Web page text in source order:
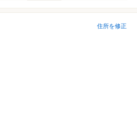
住所を修正